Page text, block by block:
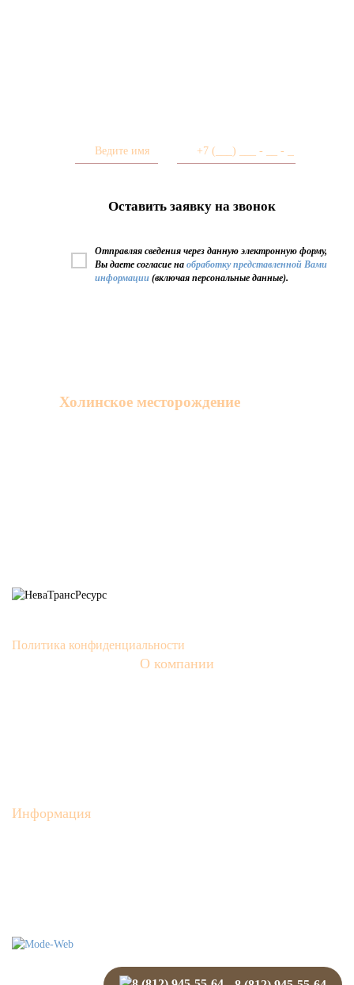
Отправляя сведения через данную электронную форму,
Вы даете согласие на обработку представленной Вами
информации (включая персональные данные).
Холинское месторождение
Политика конфиденциальности
О компании
Информация